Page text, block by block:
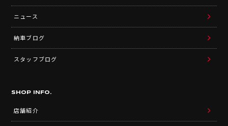
ニュース
納車ブログ
スタッフブログ
SHOP INFO.
店舗紹介